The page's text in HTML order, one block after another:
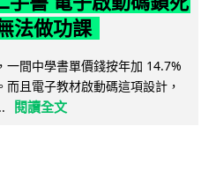
法做功課
一間中學書單價錢按年加 14.7%
且電子教材啟動碼這項設計，
閱讀全文